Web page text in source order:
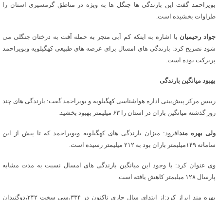
بویراحمد گفت این بارندگی ها جنگل ها به ویژه در مناطق گرمسیری استان را
طراوات بخشیده است.
جواد رحیمیان با اشاره به اینکه کم آبی منجر به حمله آفت به درختان جنگلی می
شود تصریح کرد: بارندگی های امسال برای عرصه های طبیعی کهگیلویه وبویراحمد
پربرکت بوده است.
بهبود میانگین بارندگی
رییس مرکز پیش‌بینی اداره هواشناسی کهگیلویه و بویراحمد گفت: بارندگی های چند
روز گذشته میانگین باران در استان را ۶۳ میلیمتر بهبود بخشید.
ولی بهره مند افزود: میزان بارندگی های کهگیلویه وبویراحمد که تا پیش از این
سامانه ۱۴۹میلیمتر باران بود به ۲۱۲ میلیمتر رسیده است.
وی عنوان کرد: با وجود این میانگین بارندگی های امسال نسبت به مدت مشابه
پارسال ۱۲۸ میلیمتر کاهش یافته است.
بهره مند ابراز کرد:از ابتدای سال جاری تاکنون در ۳۳۴،سی سخت ۲۴۲،دوگنبدان